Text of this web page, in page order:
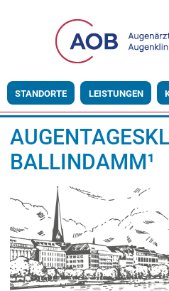
STANDORTE LEISTUNGEN
BALLINDAMM¹